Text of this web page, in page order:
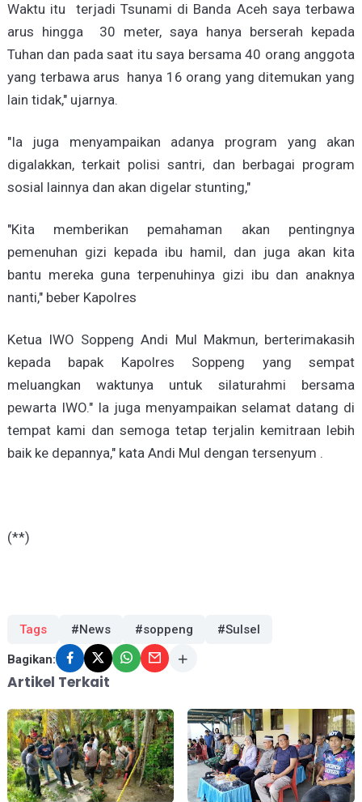
Waktu itu terjadi Tsunami di Banda Aceh saya terbawa
arus hingga 30 meter, saya hanya berserah kepada
Tuhan dan pada saat itu saya bersama 40 orang anggota
yang terbawa arus hanya 16 orang yang ditemukan yang
lain tidak," ujarnya.
"Ia juga menyampaikan adanya program yang akan
digalakkan, terkait polisi santri, dan berbagai program
sosial lainnya dan akan digelar stunting,"
"Kita memberikan pemahaman akan pentingnya
pemenuhan gizi kepada ibu hamil, dan juga akan kita
bantu mereka guna terpenuhinya gizi ibu dan anaknya
nanti," beber Kapolres
Ketua IWO Soppeng Andi Mul Makmun, berterimakasih
kepada bapak Kapolres Soppeng yang sempat
meluangkan waktunya untuk silaturahmi bersama
pewarta IWO." Ia juga menyampaikan selamat datang di
tempat kami dan semoga tetap terjalin kemitraan lebih
baik ke depannya," kata Andi Mul dengan tersenyum .
(**)
Tags #News #soppeng #Sulsel
Bagikan:
Artikel Terkait